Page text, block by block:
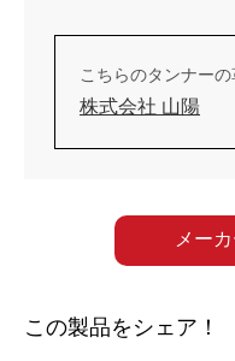
こちらのタンナー
株式会社 山陽
メー
この製品をシェア！